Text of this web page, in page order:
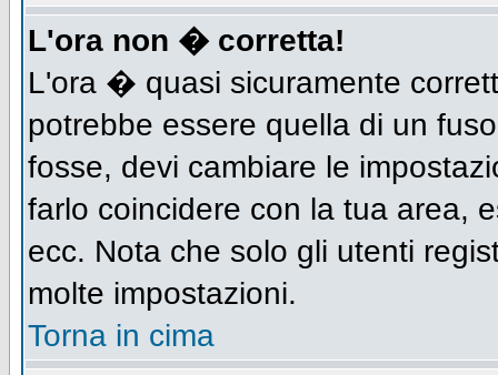
L'ora non � corretta!
L'ora � quasi sicuramente
potrebbe essere quella di un
fosse, devi cambiare le
farlo coincidere con la tua area,
ecc. Nota che solo gli utenti
molte impostazioni.
Torna in cima